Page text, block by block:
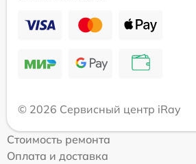
© 2026 Сервисный центр iRay
Стоимость ремонта
Оплата и доставка